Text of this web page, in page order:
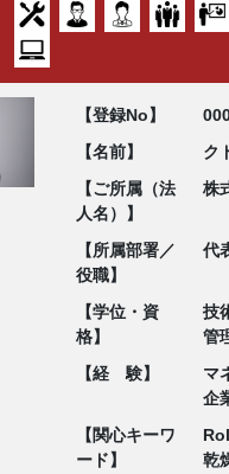
【登録No】
【名前】
ク
【ご所属（法
人名）】
株
【所属部署／
役職】
代
【学位・資
格】
技
管
【経 験】
マ
企
【関心キーワ
ード】
乾